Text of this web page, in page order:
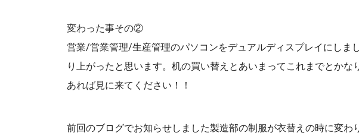
変わった事その②
営業/営業管理/生産管理のパソコンをデュアルディスプレイにしま
り上がったと思います。机の買い替えとあいまってこれまでとか
あれば見に来てください！！
前回のブログでお知らせしました製造部の制服が衣替えの時に変